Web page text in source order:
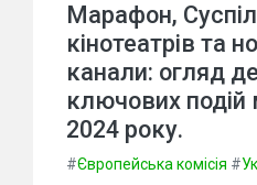
Марафон,
кінотеатрів та
канали: огляд
ключових подій
2024 року.
#Європейська комісія #